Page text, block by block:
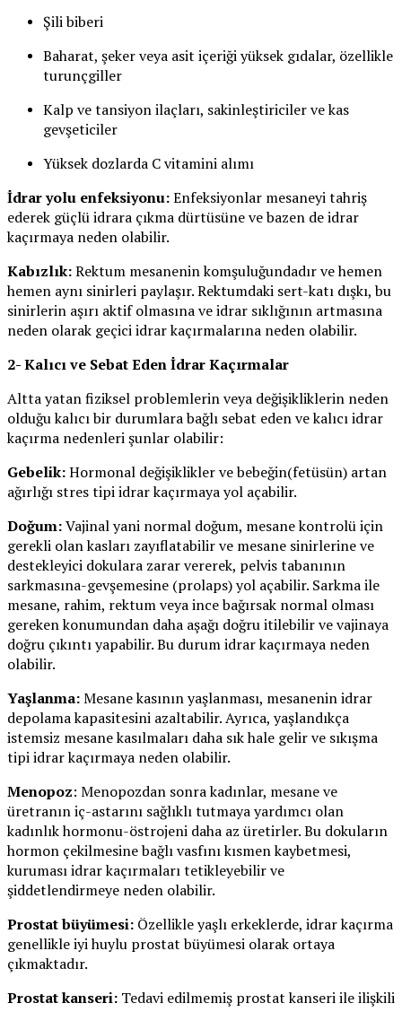
Şili biberi
Baharat, şeker veya asit içeriği yüksek gıdalar, özellikle
turunçgiller
Kalp ve tansiyon ilaçları, sakinleştiriciler ve kas
gevşeticiler
Yüksek dozlarda C vitamini alımı
İdrar yolu enfeksiyonu:Enfeksiyonlar mesaneyi tahriş
ederek güçlü idrara çıkma dürtüsüne ve bazen de idrar
kaçırmaya neden olabilir.
Kabızlık:Rektum mesanenin komşuluğundadır ve hemen
hemen aynı sinirleri paylaşır. Rektumdaki sert-katı dışkı, bu
sinirlerin aşırı aktif olmasına ve idrar sıklığının artmasına
neden olarak geçici idrar kaçırmalarına neden olabilir.
2- Kalıcı ve Sebat Eden İdrar Kaçırmalar
Altta yatan fiziksel problemlerin veya değişikliklerin neden
olduğu kalıcı bir durumlara bağlı sebat eden ve kalıcı idrar
kaçırma nedenleri şunlar olabilir:
Gebelik:Hormonal değişiklikler ve bebeğin(fetüsün) artan
ağırlığı stres tipi idrar kaçırmaya yol açabilir.
Doğum:Vajinal yani normal doğum, mesane kontrolü için
gerekli olan kasları zayıflatabilir ve mesane sinirlerine ve
destekleyici dokulara zarar vererek, pelvis tabanının
sarkmasına-gevşemesine (prolaps) yol açabilir. Sarkma ile
mesane, rahim, rektum veya ince bağırsak normal olması
gereken konumundan daha aşağı doğru itilebilir ve vajinaya
doğru çıkıntı yapabilir. Bu durum idrar kaçırmaya neden
olabilir.
Yaşlanma:Mesane kasının yaşlanması, mesanenin idrar
depolama kapasitesini azaltabilir. Ayrıca, yaşlandıkça
istemsiz mesane kasılmaları daha sık hale gelir ve sıkışma
tipi idrar kaçırmaya neden olabilir.
Menopoz: Menopozdan sonra kadınlar, mesane ve
üretranın iç-astarını sağlıklı tutmaya yardımcı olan
kadınlık hormonu-östrojeni daha az üretirler. Bu dokuların
hormon çekilmesine bağlı vasfını kısmen kaybetmesi,
kuruması idrar kaçırmaları tetikleyebilir ve
şiddetlendirmeye neden olabilir.
Prostat büyümesi: Özellikle yaşlı erkeklerde, idrar kaçırma
genellikle iyi huylu prostat büyümesi olarak ortaya
çıkmaktadır.
Prostat kanseri: Tedavi edilmemiş prostat kanseri ile ilişkili